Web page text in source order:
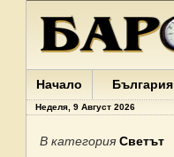
Начало България
Неделя, 9 Август 2026
В категория Светът